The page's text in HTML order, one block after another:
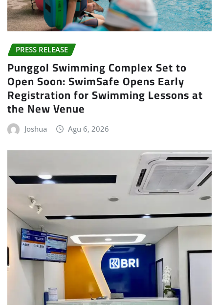
PRESS RELEASE
Punggol Swimming Complex Set to
Open Soon: SwimSafe Opens Early
Registration for Swimming Lessons at
the New Venue
Joshua Agu 6, 2026